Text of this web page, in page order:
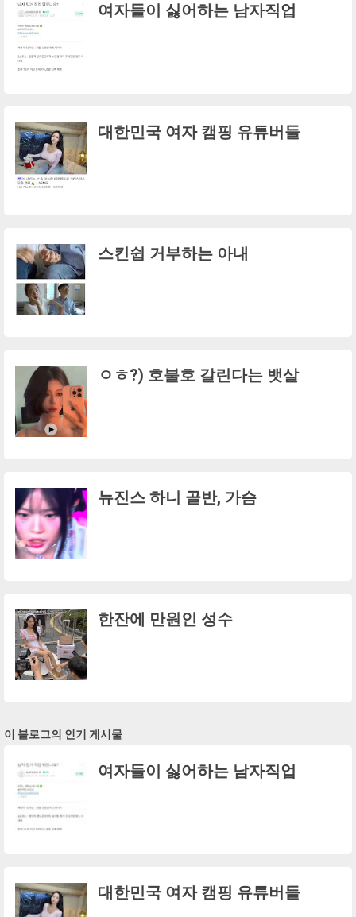
여자들이 싫어하는 남자직업
대한민국 여자 캠핑 유튜버들
스킨쉽 거부하는 아내
ㅇㅎ?) 호불호 갈린다는 뱃살
뉴진스 하니 골반, 가슴
한잔에 만원인 성수
이 블로그의 인기 게시물
여자들이 싫어하는 남자직업
대한민국 여자 캠핑 유튜버들